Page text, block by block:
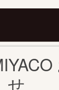
せ